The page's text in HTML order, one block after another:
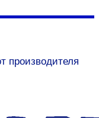
производителя